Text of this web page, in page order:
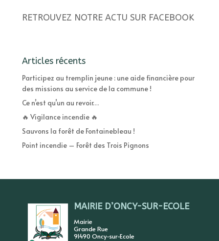
RETROUVEZ NOTRE ACTU SUR FACEBOOK
Articles récents
Participez au tremplin jeune : une aide financière pour
des missions au service de la commune !
Ce n’est qu’un au revoir…
🔥 Vigilance incendie 🔥
Sauvons la forêt de Fontainebleau !
Point incendie – Forêt des Trois Pignons
MAIRIE D’ONCY-SUR-ECOLE
Mairie
Grande Rue
91490 Oncy-sur-Ecole